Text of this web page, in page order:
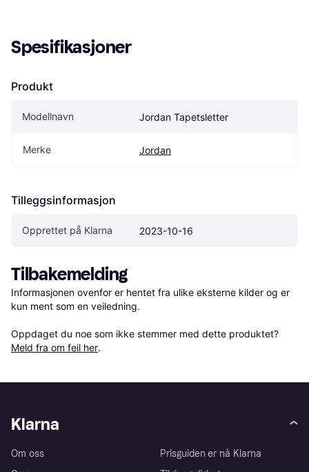
Spesifikasjoner
Produkt
Modellnavn Jordan Tapetsletter
Merke Jordan
Tilleggsinformasjon
Opprettet på Klarna 2023-10-16
Tilbakemelding
Informasjonen ovenfor er hentet fra ulike eksterne kilder og er
kun ment som en veiledning.
Oppdaget du noe som ikke stemmer med dette produktet?
Meld fra om feil her.
Klarna
Om oss
Prisguiden er nå Klarna